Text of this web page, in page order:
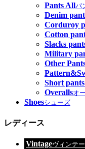
Pants Allパ
Denim
Corduroy
Cotton
Slacks
Military
Other
Short pants
Overallsオ
Shoesシューズ
レディース
Vintageヴィンテ